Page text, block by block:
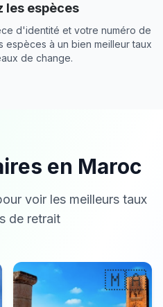
les espèces
d'identité et votre numéro de
à un bien meilleur taux
de change.
en Maroc
voir les meilleurs taux
de retrait
🇲🇦